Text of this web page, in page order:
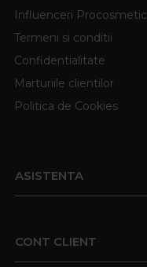
Influenceri Procosmetic
Termeni si conditii
Confidentialitate
Marturiile clientilor
Politica de Cookies
ASISTENTA
CONT CLIENT